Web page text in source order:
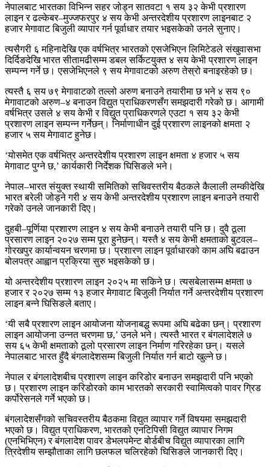
नेपालबाट भारतका विभिन्न सहर जोड्न सातवटा १ सय ३२ केभी प्रशारण
लाइन र ढल्केबर–मुज्जफरपुर ४ सय केभी अन्तरदेशीय प्रशारण लाइनबाट २
हजार मेगावाट बिजुली व्यापार गर्न पूर्वाधार तयार भइसकेको उनले सुनाए।
त्यसैगरी ६ महिनादेखि एक वर्षभित्र भारतको एसजेभिएन लिमिटेडले संखुवासभा
दिर्दिङदेखि भारत सीतामढीसम्म डबल सर्किटयुक्त ४ सय केभी प्रशारण लाइन
सम्पन्न गर्ने छ। एसजेभिएनले ९ सय मेगावाटको अरुण तेस्रो बनाइरहेको छ।
त्यस्तै ६ सय ७९ मेगावाटको तल्लो अरुण बनाउने तयारीमा छ भने ४ सय ९०
मेगावाटको अरुण–४ बनाउन विद्युत प्राधिकरणसँग समझदारी गरेको छ। आगामी
वर्षभित्र उसले ४ सय केभी र विद्युत प्राधिकरणले एउटा १ सय ३२ केभी
प्रशारण लाइन सम्पन्न गर्नेछन्। निर्माणाधीन दुई प्रशारण लाइनको क्षमता २
हजार ५ सय मेगावाट हुनेछ।
‘योसमेत एक वर्षभित्र अन्तरदेशीय प्रशारण लाइन क्षमता ४ हजार ५ सय
मेगावाट पुग्ने छ,’ कार्यकारी निर्देशक घिसिङले भने।
नेपाल–भारत संयुक्त स्थायी समितिको सचिवस्तरीय बैठकले कैलाली लम्कीदेखि
भारत बरेली जोड्ने गरी ४ सय केभी अन्तरदेशीय प्रशारण लाइन बनाउने तयारी
गरेको उनले जानकारी दिए।
दुहबी–पूर्णिया प्रशारण लाइन ४ सय केभी बनाउने तयारी पनि छ। दुवै ठूला
प्रसारण लाइन २०२७ सम्म पूरा हुनेछन्। यस्तै ४ सय केभी क्षमताको बुटवल–
गोरखपुर कार्यान्वयन चरणमा छ। प्रशारण लाइन पूर्वाधारको काम अघि बढाउन
बोलपत्र आह्वान प्रक्रिया सुरु भइसकेको छ।
यो अन्तरदेशीय प्रशारण लाइन २०२५ मा सकिने छ। त्यसबेलासम्म क्षमता ७
हजार र २०२७ सम्म १३ हजार मेगावाट बिजुली निर्यात गर्ने अन्तरदेशीय प्रशारण
लाइन बन्ने घिसिङले बताए।
‘यी सबै प्रशारण लाइन आयोजना योजनाबद्ध रूपमा अघि बढेका छन्। प्रशारण
लाइन आयोजना उन्नत चरणमा छ,’ उनले भने। त्यस्तै भारत र बंगलादेशले ७
सय ६५ केभी क्षमताको ठूलो प्रसारण लाइन निर्माण गरिरहेका छन्। यसले
नेपालबाट भारत हुँदै बंगलादेशसम्म बिजुली निर्यात गर्न बाटो खुल्ने छ।
नेपाल र बंगलादेशबीच प्रशारण लाइन करिडोर बनाउन समझदारी पनि भएको
छ। प्रशारण लाइन करिडोरको काम भारतको सरकारी स्वामित्वको पावर ग्रिड
कर्पोरेसनले गर्ने भएको छ।
बंगलादेशसँगको सचिवस्तरीय बैठकमा विद्युत व्यापार गर्ने विषयमा समझदारी
भएको छ। विद्युत प्राधिकरण, भारतको एनटिपिसी विद्युत व्यापार निगम
(एनभिभिएन) र बंगलादेश पावर डेभलपमेन्ट बोर्डबीच विद्युत व्यापारका लागि
त्रिदेशीय सम्झौताका लागि छलफल चलिरहेको घिसिङले जानकारी दिए।